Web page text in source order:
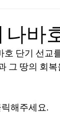
바
단기 선교
그 땅의 회
해주세요.